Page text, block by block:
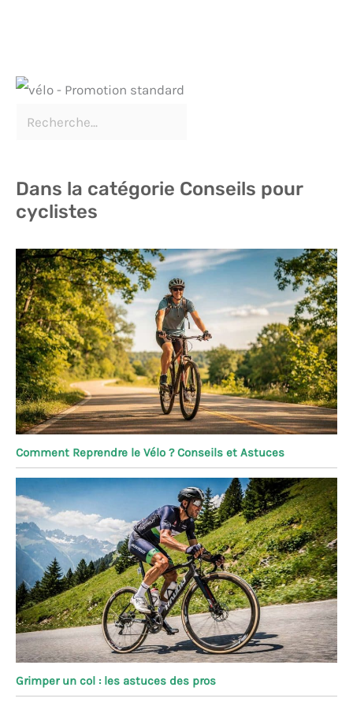
Dans la catégorie Conseils pour
cyclistes
Comment Reprendre le Vélo ? Conseils et Astuces
Grimper un col : les astuces des pros